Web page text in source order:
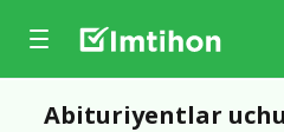
Abituriyentlar